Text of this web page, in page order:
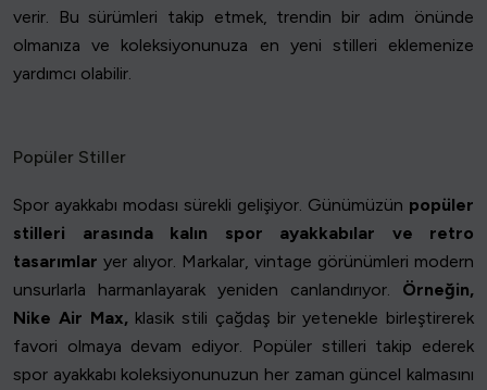
verir. Bu sürümleri takip etmek, trendin bir adım önünde
olmanıza ve koleksiyonunuza en yeni stilleri eklemenize
yardımcı olabilir.
Popüler Stiller
Spor ayakkabı modası sürekli gelişiyor. Günümüzün popüler
stilleri arasında kalın spor ayakkabılar ve retro
tasarımlar yer alıyor. Markalar, vintage görünümleri modern
unsurlarla harmanlayarak yeniden canlandırıyor. Örneğin,
Nike Air Max,klasik stili çağdaş bir yetenekle birleştirerek
favori olmaya devam ediyor. Popüler stilleri takip ederek
spor ayakkabı koleksiyonunuzun her zaman güncel kalmasını